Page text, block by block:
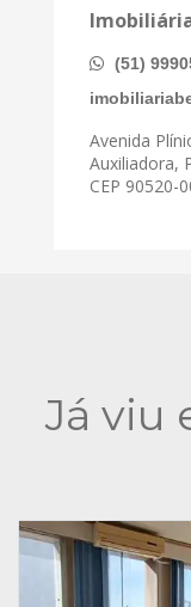
(51)
Avenida
Auxiliadora,
CEP 90520-
Já viu